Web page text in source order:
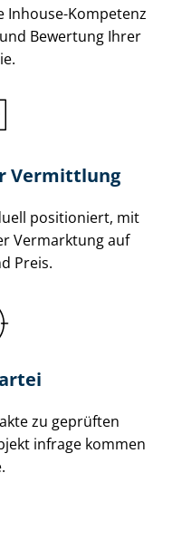
Inhouse-Kompetenz
Bewertung Ihrer
Vermittlung
positioniert, mit
Vermarktung auf
Preis.
zu geprüften
infrage kommen